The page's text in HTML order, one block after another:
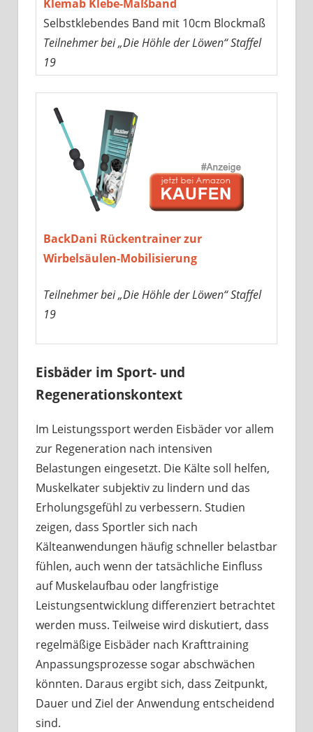
Klemab Klebe-Maßband
Selbstklebendes Band mit 10cm Blockmaß
Teilnehmer bei „Die Höhle der Löwen“ Staffel
19
BackDani Rückentrainer zur
Wirbelsäulen-Mobilisierung
Teilnehmer bei „Die Höhle der Löwen“ Staffel
19
Eisbäder im Sport- und
Regenerationskontext
Im Leistungssport werden Eisbäder vor allem
zur Regeneration nach intensiven
Belastungen eingesetzt. Die Kälte soll helfen,
Muskelkater subjektiv zu lindern und das
Erholungsgefühl zu verbessern. Studien
zeigen, dass Sportler sich nach
Kälteanwendungen häufig schneller belastbar
fühlen, auch wenn der tatsächliche Einfluss
auf Muskelaufbau oder langfristige
Leistungsentwicklung differenziert betrachtet
werden muss. Teilweise wird diskutiert, dass
regelmäßige Eisbäder nach Krafttraining
Anpassungsprozesse sogar abschwächen
könnten. Daraus ergibt sich, dass Zeitpunkt,
Dauer und Ziel der Anwendung entscheidend
sind.